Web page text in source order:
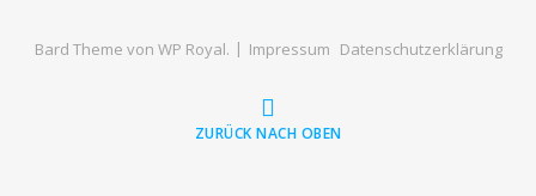
Bard Theme von WP Royal. Impressum Datenschutzerklärung
ZURÜCK NACH OBEN